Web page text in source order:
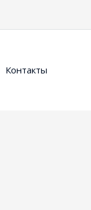
Контакты